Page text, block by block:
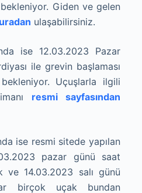
Giden ve gelen
ulaşabilirsiniz.
ise 12.03.2023 Pazar
ile grevin başlaması
Uçuşlarla ilgili
resmi sayfasından
ise resmi sitede yapılan
pazar günü saat
ve 14.03.2023 salı günü
birçok uçak bundan